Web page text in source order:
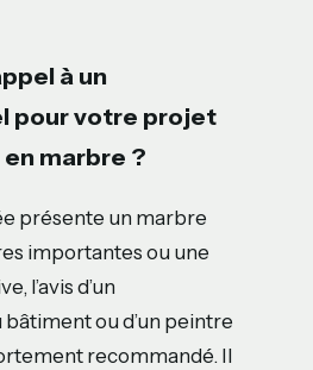
à un
pour votre projet
marbre ?
présente un marbre
importantes ou une
l’avis d’un
ou d’un peintre
recommandé. Il